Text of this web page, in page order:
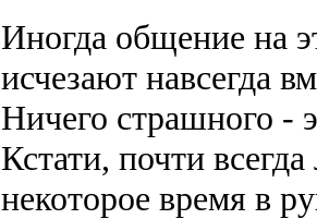
Иногда общение на
исчезают навсегда
Ничего страшного -
Кстати, почти
некоторое время в